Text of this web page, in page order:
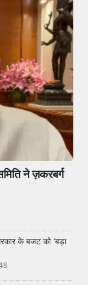
ने ज़करबर्ग
के बजट को 'बड़ा